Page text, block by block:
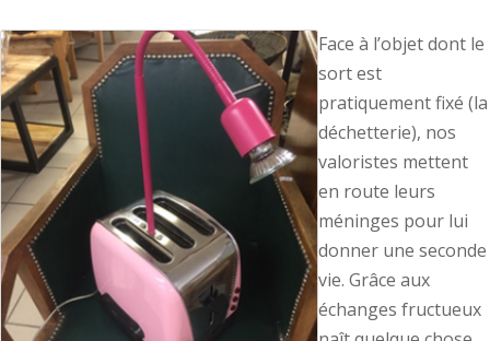
Face à l’objet dont le
sort est
pratiquement fixé (la
déchetterie), nos
valoristes mettent
en route leurs
méninges pour lui
donner une seconde
vie. Grâce aux
échanges fructueux